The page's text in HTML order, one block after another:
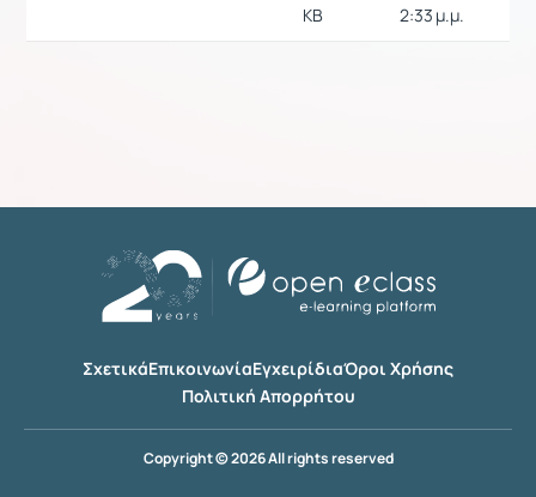
KB
2:33 μ.μ.
ΣχετικάΕπικοινωνίαΕγχειρίδιαΌροι Χρήσης
Πολιτική Απορρήτου
Copyright © 2026 All rights reserved